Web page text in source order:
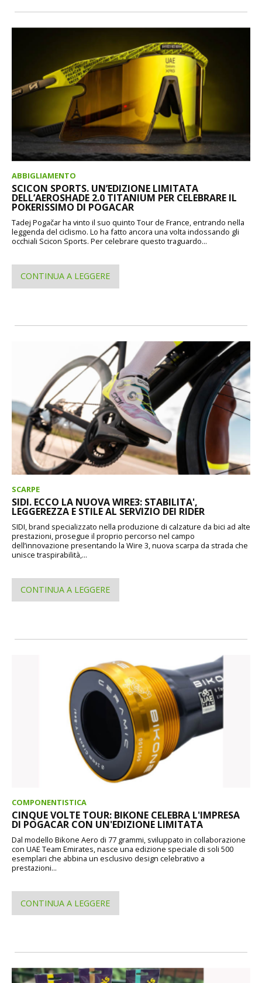
ABBIGLIAMENTO
SCICON SPORTS. UN’EDIZIONE LIMITATA
DELL’AEROSHADE 2.0 TITANIUM PER CELEBRARE IL
POKERISSIMO DI POGACAR
Tadej Pogačar ha vinto il suo quinto Tour de France, entrando nella
leggenda del ciclismo. Lo ha fatto ancora una volta indossando gli
occhiali Scicon Sports. Per celebrare questo traguardo...
CONTINUA A LEGGERE
SCARPE
SIDI. ECCO LA NUOVA WIRE3: STABILITA',
LEGGEREZZA E STILE AL SERVIZIO DEI RIDER
SIDI, brand specializzato nella produzione di calzature da bici ad alte
prestazioni, prosegue il proprio percorso nel campo
dell’innovazione presentando la Wire 3, nuova scarpa da strada che
unisce traspirabilità,...
CONTINUA A LEGGERE
COMPONENTISTICA
CINQUE VOLTE TOUR: BIKONE CELEBRA L'IMPRESA
DI POGACAR CON UN'EDIZIONE LIMITATA
Dal modello Bikone Aero di 77 grammi, sviluppato in collaborazione
con UAE Team Emirates, nasce una edizione speciale di soli 500
esemplari che abbina un esclusivo design celebrativo a
prestazioni...
CONTINUA A LEGGERE